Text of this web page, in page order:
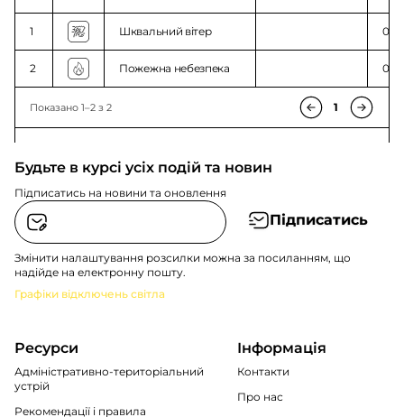
1 Шквальний вітер
2 Пожежна небезпека
Показано 1–2 з 2 1
Будьте в курсі усіх подій та новин
Підписатись на новини та оновлення
Підписатись
Змінити налаштування розсилки можна за посиланням, що
надійде на електронну пошту.
Графіки відключень світла
Ресурси
Адміністративно-територіальний
устрій
Рекомендації i правила
Інформація
Контакти
Про нас